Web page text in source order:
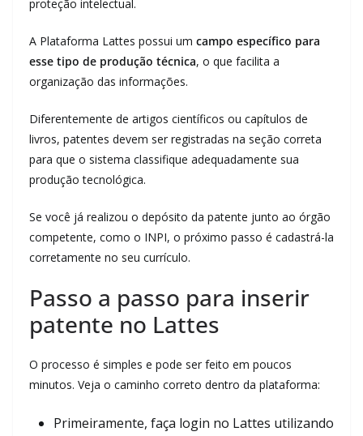
proteção intelectual.
A Plataforma Lattes possui um campo específico para
esse tipo de produção técnica, o que facilita a
organização das informações.
Diferentemente de artigos científicos ou capítulos de
livros, patentes devem ser registradas na seção correta
para que o sistema classifique adequadamente sua
produção tecnológica.
Se você já realizou o depósito da patente junto ao órgão
competente, como o INPI, o próximo passo é cadastrá-la
corretamente no seu currículo.
Passo a passo para inserir
patente no Lattes
O processo é simples e pode ser feito em poucos
minutos. Veja o caminho correto dentro da plataforma:
Primeiramente, faça login no Lattes utilizando